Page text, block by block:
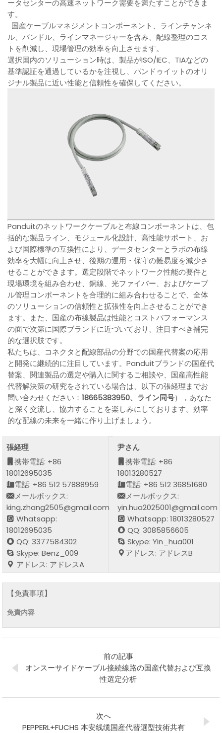
ータセンターの高速ネットワーク需要を満たすことができま
す。
国産ケーブルマネジメントコンポーネント、ラインチャンネ
ル、バンドル、ラインマネージャーを含み、配線整理のコス
トを削減し、現場管理の効率を向上させます。
選択国内のソリューション時は、製品がISO/IEC、TIAなどの
基準認証を通過しているかを注視し、パンドゥイットのオリ
ジナル製品に近い性能と信頼性を確保してください。
Panduitのネットワークケーブルと布線コンポーネントは、包
括的な製品ライン、モジュール化設計、高性能サポート、お
よび国際標準の互換性により、データセンターとラボの布線
効率を大幅に向上させ、後期の運用・保守の難易度を減少さ
せることができます。選定段階でネットワーク性能の要件と
現場環境を組み合わせ、銅線、光ファイバー、およびケーブ
ル管理コンポーネントを合理的に組み合わせることで、全体
のソリューションの信頼性と拡張性を向上させることができ
ます。また、国産の布線製品は性能とコストパフォーマンス
の面で次第に国際ブランドに近づいており、注目すべき補完
的な選択肢です。
私たちは、コネクタと配線部品の分野での国産代替案の応用
と開発に継続的に注目しています。Panduitブランドの国産代
替案、関連製品の選定や購入に関するご相談や、国産高性能
代替解決策の研究をされている場合は、以下の張経理までお
問い合わせください：18665383950、ライン同号），あなた
と深く交流し、協力することを楽しみにしております。効率
的な配線の未来を一緒に作り上げましょう。
張経理
携帯電話: +86
18012695035
電話: +86 512 57888959
メールボックス:
king.zhang2505@gmail.com
Whatsapp:
18012695035
QQ: 3377584302
Skype: Benz_009
アドレス: アドレスA
尹さん
携帯電話: +86
18013280527
電話: +86 512 36851680
メールボックス:
yin.hua2025001@gmail.com
Whatsapp: 18013280527
QQ: 3085856605
Skype: Yin_hua001
アドレス: アドレスB
【免責事項】
免責内容
前の記事
オンスーサイドケーブル接続線路の国産代替および互換
性選定分析
次へ
PEPPERL+FUCHS 本安线缆国産代替選型技術共有